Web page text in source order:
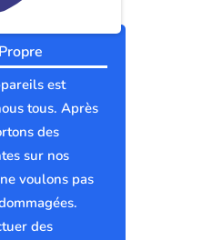
est
tous. Après
des
sur nos
voulons pas
des